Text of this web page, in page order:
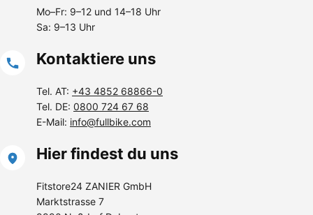
Mo–Fr: 9–12 und 14–18 Uhr
Sa: 9–13 Uhr
Kontaktiere uns
Tel. AT: +43 4852 68866-0
Tel. DE: 0800 724 67 68
E-Mail: info@fullbike.com
Hier findest du uns
Fitstore24 ZANIER GmbH
Marktstrasse 7